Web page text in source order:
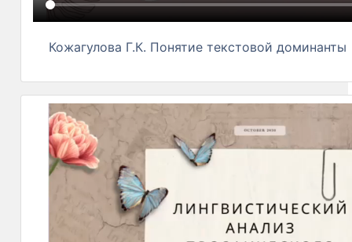
Кожагулова Г.К. Понятие текстовой доминанты